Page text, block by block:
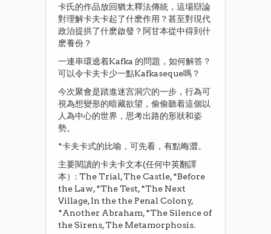
卡氏的作品放回猶太釋法傳統，這場辯論
對理解卡夫卡起了什麽作用？甚至對現代
政治提拱了什麽啟發？阿甘本從中得到什
麽養份？
一連串環遶着Kafka 的問題，如何解答？
可以令卡夫卡少一點Kafkaseque嗎？
今次聚會是踏進迷宫洞穴的一步，行為可
視為想變形的暗藏欲望，偷偷聽着這個以
人為中心的世界，思考出路的形狀和姿
勢。
*卡夫卡式的比喻，可先看，有點晦澀。
主要閱讀的卡夫卡文本(任何中英翻譯
本）: The Trial, The Castle, *Before
the Law, *The Test, *The Next
Village, In the the Penal Colony,
*Another Abraham, *The Silence of
the Sirens, The Metamorphosis.